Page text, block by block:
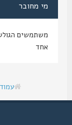
מי מחובר
משתמשים הגולשים
עמוד ראשי